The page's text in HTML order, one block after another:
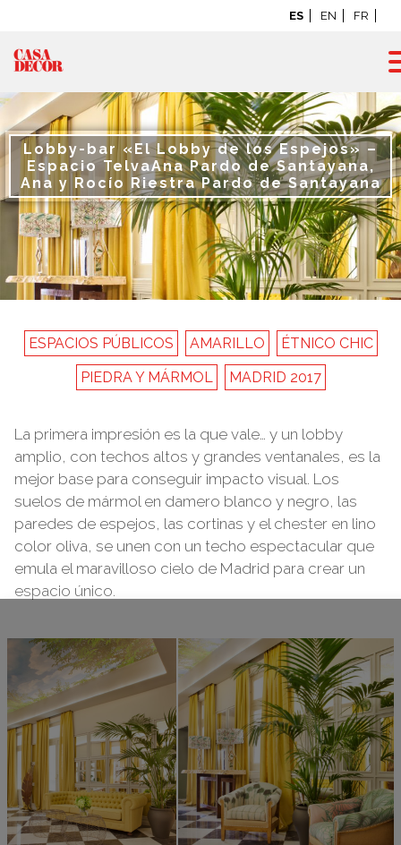
ES EN FR
Lobby-bar «El Lobby de los Espejos» –
Espacio TelvaAna Pardo de Santayana,
Ana y Rocío Riestra Pardo de Santayana
ESPACIOS PÚBLICOS AMARILLO
ÉTNICO CHIC
PIEDRA Y MÁRMOL
MADRID 2017
La primera impresión es la que vale… y un lobby
amplio, con techos altos y grandes ventanales, es la
mejor base para conseguir impacto visual. Los
suelos de mármol en damero blanco y negro, las
paredes de espejos, las cortinas y el chester en lino
color oliva, se unen con un techo espectacular que
emula el maravilloso cielo de Madrid para crear un
espacio único.